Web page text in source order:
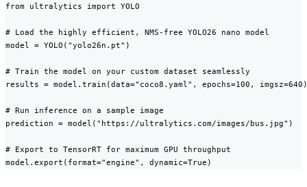
from ultralytics import YOLO
# Load the highly efficient, NMS-free YOLO26 nano model
model = YOLO("yolo26n.pt")
# Train the model on your custom dataset seamlessly
results = model.train(data="coco8.yaml", epochs=100, imgsz=640)
# Run inference on a sample image
prediction = model("https://ultralytics.com/images/bus.jpg")
# Export to TensorRT for maximum GPU throughput
model.export(format="engine", dynamic=True)